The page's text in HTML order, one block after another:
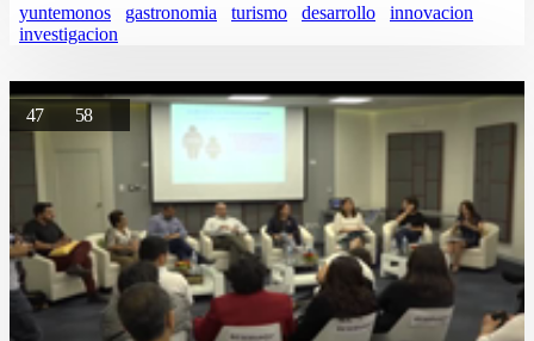
yuntemonos gastronomia turismo desarrollo
innovacion
investigacion
47 58